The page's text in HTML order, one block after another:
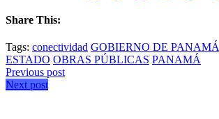
Share This:
Tags: conectividad GOBIERNO DE PANAMÁ
ESTADO OBRAS PÚBLICAS PANAMÁ
Previous post
Next post